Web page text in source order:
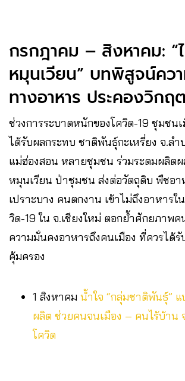
กรกฎาคม – สิงหาคม: “
หมุนเวียน” บทพิสูจน์คว
ทางอาหาร ประคองวิกฤ
ช่วงการระบาดหนักของโควิด-19 ชุมชน
ได้รับผลกระทบ ชาติพันธุ์กะเหรี่ยง จ.ลำ
แม่ฮ่องสอน หลายชุมชน ร่วมระดมผลิตผ
หมุนเวียน ป่าชุมชน ส่งต่อวัตถุดิบ พืชอา
เปราะบาง คนตกงาน เข้าไม่ถึงอาหารใ
วิด-19 ใน จ.เชียงใหม่ ตอกย้ำศักยภาพ
ความมั่นคงอาหารถึงคนเมือง ที่ควรได้รั
คุ้มครอง
1 สิงหาคม น้ำใจ “กลุ่มชาติพันธุ์”
ผลิต ช่วยคนจนเมือง – คนไร้บ้าน
โควิด